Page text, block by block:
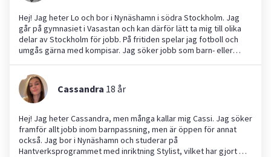
Hej! Jag heter Lo och bor i Nynäshamn i södra Stockholm. Jag
går på gymnasiet i Vasastan och kan därför lätt ta mig till olika
delar av Stockholm för jobb. På fritiden spelar jag fotboll och
umgås gärna med kompisar. Jag söker jobb som barn- eller
social person med fina betyg i skolan. Jag har också erfarenhet
av att hjälpa yngre kusiner och släktingar. Ser fram emot att
jobba med dig!Cassandra 18 år
Hej! Jag heter Cassandra, men många kallar mig Cassi. Jag söker
framför allt jobb inom barnpassning, men är öppen för annat
också. Jag bor i Nynäshamn och studerar på
Hantverksprogrammet med inriktning Stylist, vilket har gjort mig